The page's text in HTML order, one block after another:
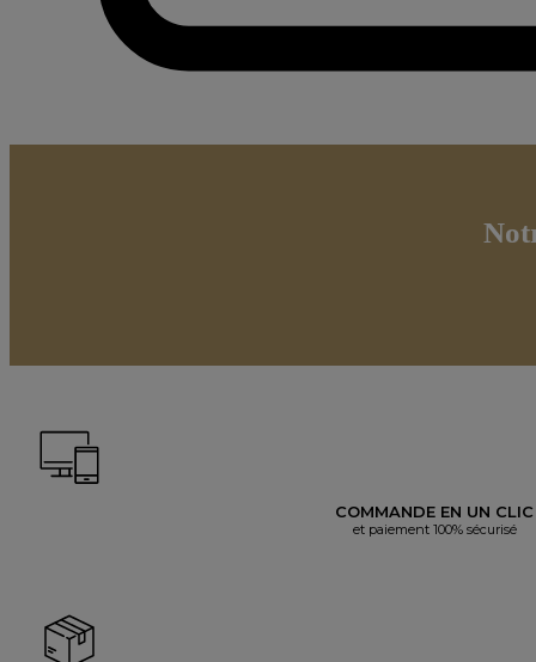
COMMANDE EN UN CLIC
et paiement 100% sécurisé